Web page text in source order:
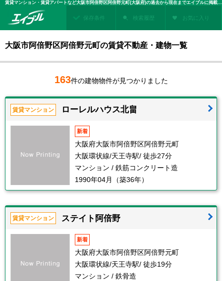
賃貸マンション・賃貸アパートなど大阪市阿倍野区阿倍野元町(大阪府)の過去から現在までエイブルに掲載された賃貸住宅情報・建物情報を検索！不動産賃貸を探すなら、お部屋探しのエイブル
保存条件 検索履歴 お気に入り
大阪市阿倍野区阿倍野元町の賃貸不動産・建物一覧
163件の建物物件が見つかりました
賃貸マンション ローレルハウス北畠
新着
大阪府大阪市阿倍野区阿倍野元町
大阪環状線/天王寺駅/ 徒歩27分
マンション / 鉄筋コンクリート造
1990年04月（築36年）
賃貸マンション ステイト阿倍野
新着
大阪府大阪市阿倍野区阿倍野元町
大阪環状線/天王寺駅/ 徒歩19分
マンション / 鉄骨造